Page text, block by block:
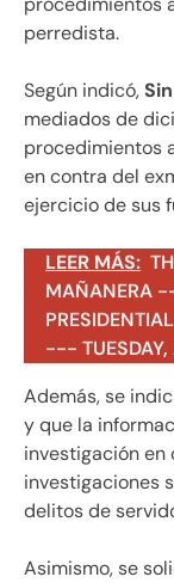
perredista.
Según indicó,
mediados de
procedimientos
en contra del
ejercicio de sus
LEER MÁS:
MAÑANERA
--- TUESDAY,
Además, se
y que la
investigación en
investigaciones
delitos de
Asimismo, se